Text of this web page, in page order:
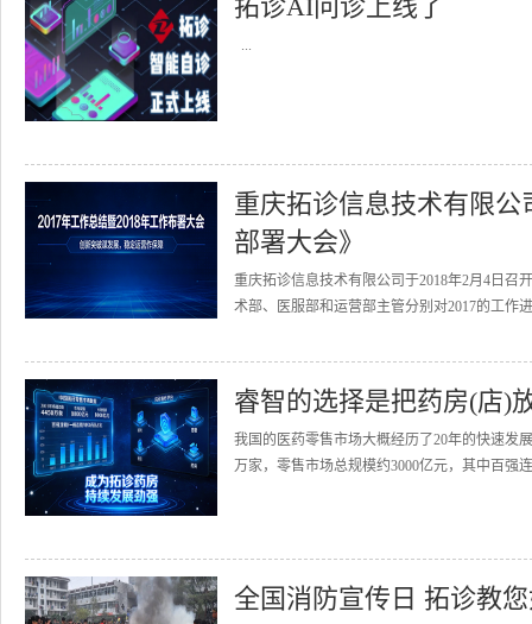
拓诊AI问诊上线了
...
重庆拓诊信息技术有限公
部署大会》
重庆拓诊信息技术有限公司于2018年2月4日召
术部、医服部和运营部主管分别对2017的工作
睿智的选择是把药房(店)
我国的医药零售市场大概经历了20年的快速发
万家，零售市场总规模约3000亿元，其中百强
全国消防宣传日 拓诊教